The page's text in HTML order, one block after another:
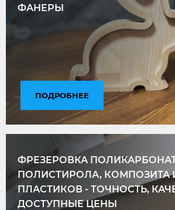
ФАНЕРЫ
ПОДРОБНЕЕ
ФРЕЗЕРОВКА
ПОЛИСТИРОЛА, КОМПОЗИТА
ПЛАСТИКОВ - ТОЧНОСТЬ,
ДОСТУПНЫЕ ЦЕНЫ